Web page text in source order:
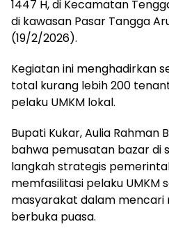
1447 H, di Kecamatan
di kawasan Pasar Tangga
(19/2/2026).
Kegiatan ini menghadirkan
total kurang lebih 200
pelaku UMKM lokal.
Bupati Kukar, Aulia Rahman
bahwa pemusatan bazar di
langkah strategis
memfasilitasi pelaku UMKM
masyarakat dalam mencari
berbuka puasa.